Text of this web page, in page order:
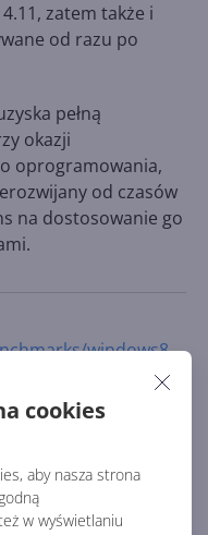
cookies
aby nasza strona
w wyświetlaniu
zatem także i
od razu po
pełną
okazji
oprogramowania,
od czasów
na dostosowanie go
windows8